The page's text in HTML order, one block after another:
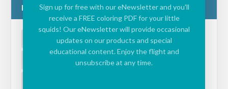
ETIQUETAS
ACTIVIDADES PARA NIÑOS APLICACIÓN
ECOLOGÍA MEDIO AMBIENTE
Sign up for free with our eNewsletter and you'll
receive a FREE coloring PDF for your little
squids! Our eNewsletter will provide occasional
updates on our products and special
educational content. Enjoy the flight and
unsubscribe at any time.